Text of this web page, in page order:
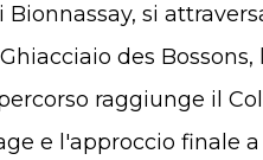
si
des
raggiunge il
e l'approccio finale